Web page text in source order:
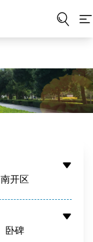
南开区
武清区
卧碑